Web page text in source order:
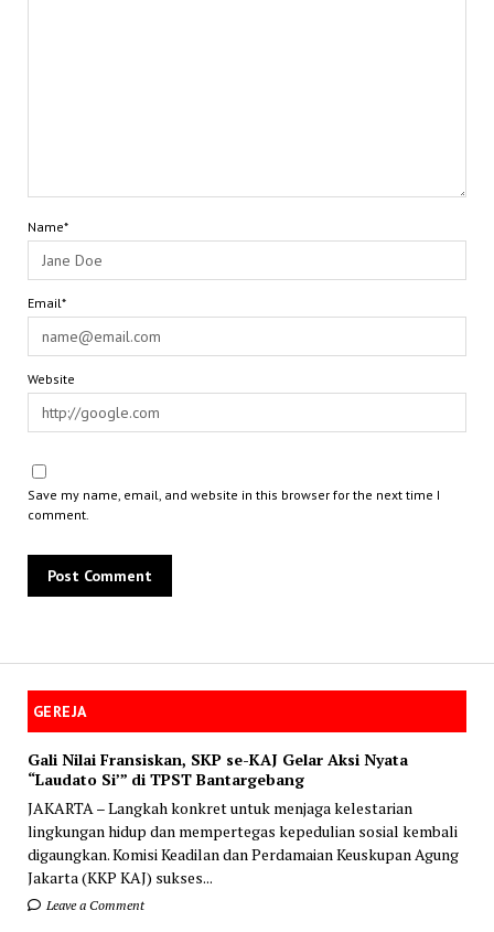
GEREJA
Gali Nilai Fransiskan, SKP se-KAJ Gelar Aksi Nyata
“Laudato Si’” di TPST Bantargebang
JAKARTA – Langkah konkret untuk menjaga kelestarian
lingkungan hidup dan mempertegas kepedulian sosial kembali
digaungkan. Komisi Keadilan dan Perdamaian Keuskupan Agung
Jakarta (KKP KAJ) sukses...
Leave a Comment
Name*
Email*
Website
Save my name, email, and website in this browser for the next time I
comment.